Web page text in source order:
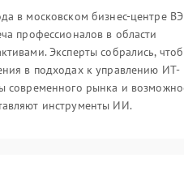
в московском бизнес-центре
профессионалов в области
Эксперты собрались,
в подходах к управлению ИТ-
современного рынка и
инструменты ИИ.